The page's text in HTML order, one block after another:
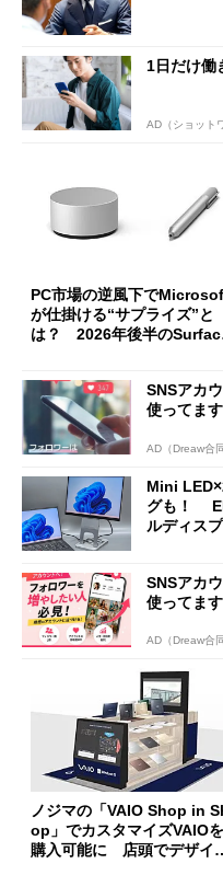
1日だけ働
AD（ショット
PC市場の逆風下で
が仕掛ける“サプライズ”と
は？ 2026年後半の
SNSアカ
使ってます
AD（Dreaw合
Mini
グも！
ルディス
SNSアカ
使ってます
AD（Dreaw合
ノジマの「VAIO Shop in
op」でカスタマイズVAIOを
購入可能に 店頭でデザイ